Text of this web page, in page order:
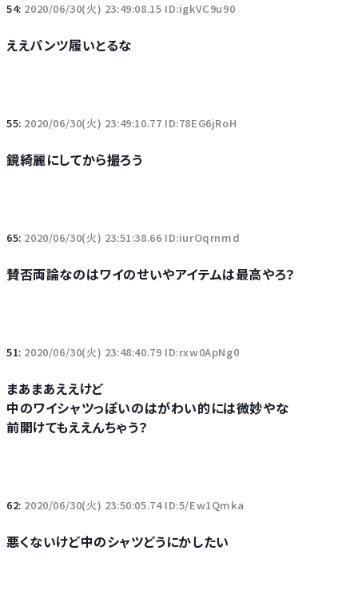
54: 2020/06/30(火) 23:49:08.15 ID:igkVC9u90
ええパンツ履いとるな
55: 2020/06/30(火) 23:49:10.77 ID:78EG6jRoH
鏡綺麗にしてから撮ろう
65: 2020/06/30(火) 23:51:38.66 ID:iurOqrnmd
賛否両論なのはワイのせいやアイテムは最高やろ？
51: 2020/06/30(火) 23:48:40.79 ID:rxw0ApNg0
まあまあええけど
中のワイシャツっぽいのはがわい的には微妙やな
前開けてもええんちゃう？
62: 2020/06/30(火) 23:50:05.74 ID:5/Ew1Qmka
悪くないけど中のシャツどうにかしたい